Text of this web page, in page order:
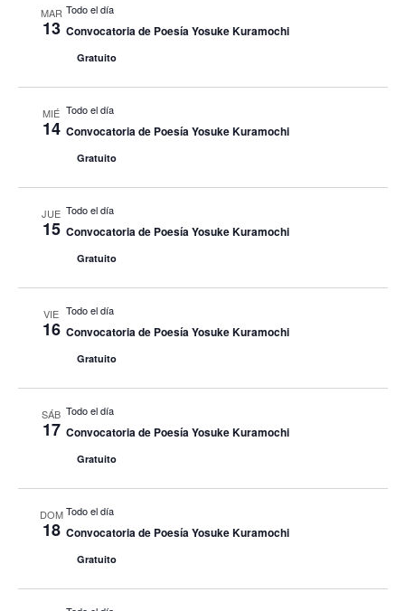
MAR
13
Todo el día
Convocatoria de Poesía Yosuke Kuramochi
Gratuito
MIÉ
14
Todo el día
Convocatoria de Poesía Yosuke Kuramochi
Gratuito
JUE
15
Todo el día
Convocatoria de Poesía Yosuke Kuramochi
Gratuito
VIE
16
Todo el día
Convocatoria de Poesía Yosuke Kuramochi
Gratuito
SÁB
17
Todo el día
Convocatoria de Poesía Yosuke Kuramochi
Gratuito
DOM
18
Todo el día
Convocatoria de Poesía Yosuke Kuramochi
Gratuito